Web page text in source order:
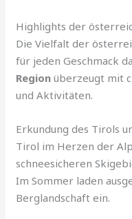
Highlights der
Die Vielfalt der
für jeden Geschmack
Region überzeugt mit
und Aktivitäten.
Erkundung des Tirols
Tirol im Herzen der
schneesicheren
Im Sommer laden
Berglandschaft ein.